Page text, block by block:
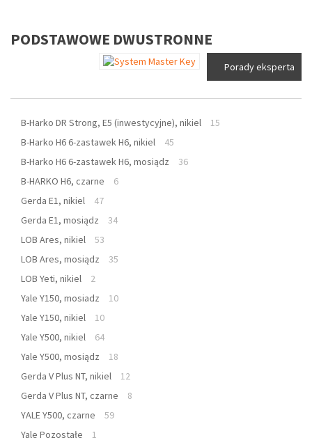
PODSTAWOWE DWUSTRONNE
Porady eksperta
B-Harko DR Strong, E5 (inwestycyjne), nikiel
15
B-Harko H6 6-zastawek H6, nikiel
45
B-Harko H6 6-zastawek H6, mosiądz
36
B-HARKO H6, czarne
6
Gerda E1, nikiel
47
Gerda E1, mosiądz
34
LOB Ares, nikiel
53
LOB Ares, mosiądz
35
LOB Yeti, nikiel
2
Yale Y150, mosiadz
10
Yale Y150, nikiel
10
Yale Y500, nikiel
64
Yale Y500, mosiądz
18
Gerda V Plus NT, nikiel
12
Gerda V Plus NT, czarne
8
YALE Y500, czarne
59
Yale Pozostałe
1